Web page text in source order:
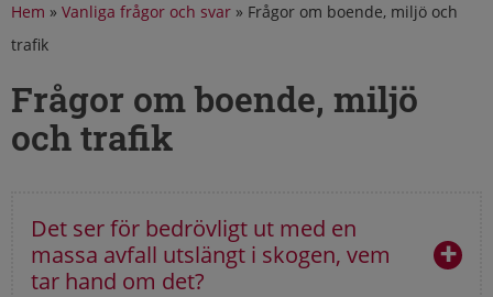
Hem » Vanliga frågor och svar » Frågor om boende, miljö och
trafik
Frågor om boende, miljö
och trafik
Det ser för bedrövligt ut med en
massa avfall utslängt i skogen, vem
tar hand om det?